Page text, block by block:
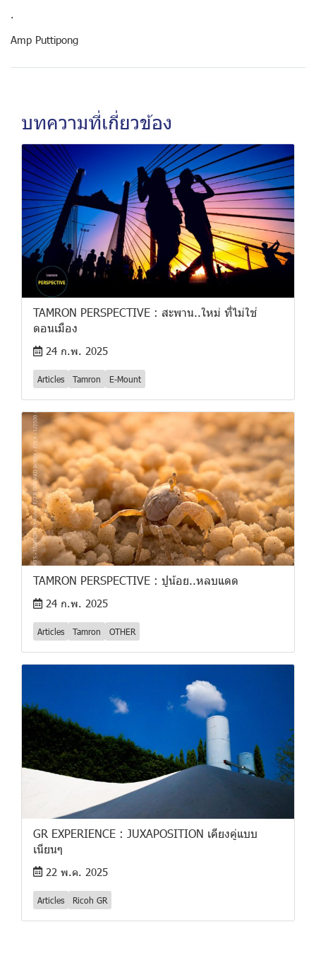
.
Amp Puttipong
บทความที่เกี่ยวข้อง
TAMRON PERSPECTIVE : สะพาน..ใหม่ ที่ไม่ใช่
ดอนเมือง
24 ก.พ. 2025
Articles Tamron E-Mount
TAMRON PERSPECTIVE : ปูน้อย..หลบแดด
24 ก.พ. 2025
Articles Tamron OTHER
GR EXPERIENCE : JUXAPOSITION เคียงคู่แบบ
เนียนๆ
22 พ.ค. 2025
Articles Ricoh GR